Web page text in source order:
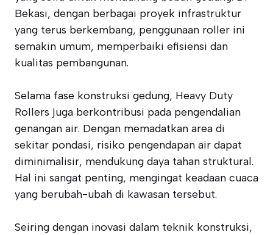
Bekasi, dengan berbagai proyek infrastruktur
yang terus berkembang, penggunaan roller ini
semakin umum, memperbaiki efisiensi dan
kualitas pembangunan.
Selama fase konstruksi gedung, Heavy Duty
Rollers juga berkontribusi pada pengendalian
genangan air. Dengan memadatkan area di
sekitar pondasi, risiko pengendapan air dapat
diminimalisir, mendukung daya tahan struktural.
Hal ini sangat penting, mengingat keadaan cuaca
yang berubah-ubah di kawasan tersebut.
Seiring dengan inovasi dalam teknik konstruksi,